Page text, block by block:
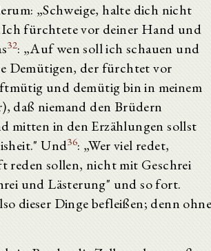
„Schweige, halte dich nicht
fürchtete vor deiner Hand und
32: „Auf wen soll ich schauen und
Demütigen, der fürchtet vor
und demütig bin in meinem
daß niemand den Brüdern
mitten in den Erzählungen sollst
Und36: „Wer viel redet,
reden sollen, nicht mit Geschrei
und Lästerung" und so fort.
dieser Dinge befleißen; denn